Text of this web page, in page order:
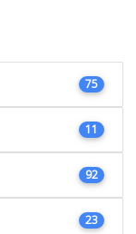
75
11
92
23